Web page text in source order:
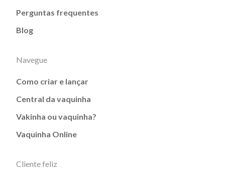
Perguntas frequentes
Blog
Navegue
Como criar e lançar
Central da vaquinha
Vakinha ou vaquinha?
Vaquinha Online
Cliente feliz